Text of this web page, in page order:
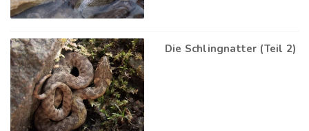
Die Schlingnatter (Teil 2)